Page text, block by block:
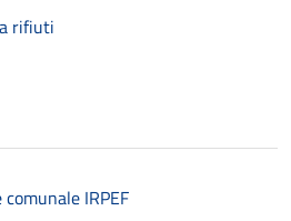
rifiuti
IRPEF